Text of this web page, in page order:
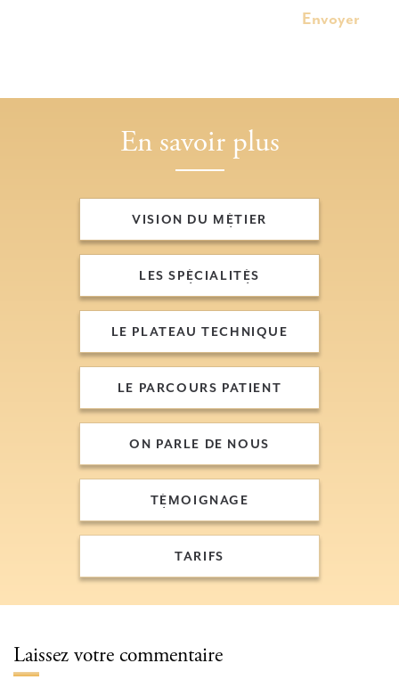
En savoir plus
VISION DU MÉTIER
LES SPÉCIALITÉS
LE PLATEAU TECHNIQUE
LE PARCOURS PATIENT
ON PARLE DE NOUS
TÉMOIGNAGE
TARIFS
Laissez votre commentaire